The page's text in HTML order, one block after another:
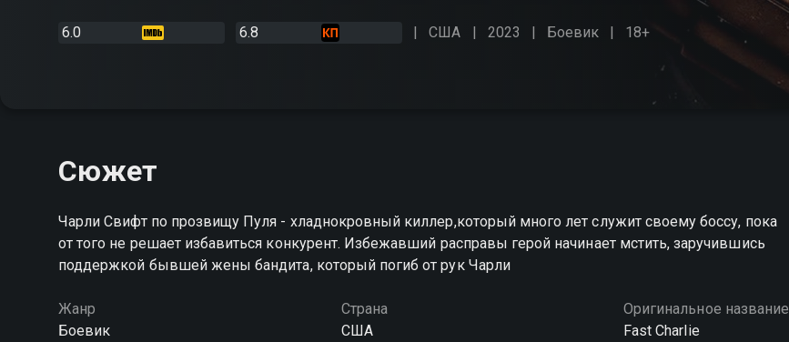
6.0 6.8 США 2023 Боевик 18+
Сюжет
Чарли Свифт по прозвищу Пуля - хладнокровный киллер,который много лет служит своему боссу, пока
от того не решает избавиться конкурент. Избежавший расправы герой начинает мстить, заручившись
поддержкой бывшей жены бандита, который погиб от рук Чарли
Жанр
Боевик
Страна
США
Оригинальное название
Fast Charlie